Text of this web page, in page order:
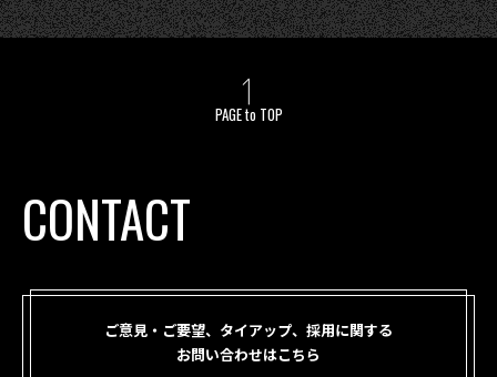
PAGE to TOP
CONTACT
ご意見・ご要望、タイアップ、採用に関する
お問い合わせはこちら